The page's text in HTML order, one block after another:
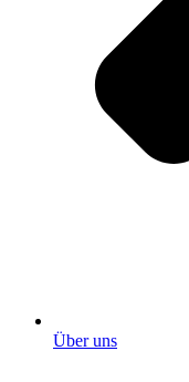
Über uns